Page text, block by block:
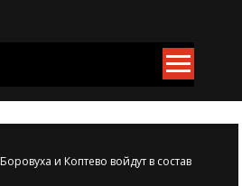
Боровуха и Коптево войдут в состав